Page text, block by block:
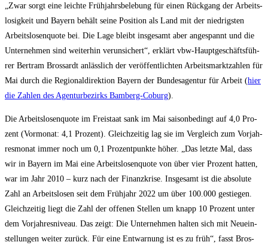
„Zwar sorgt eine leich­te Früh­jahrs­be­le­bung für einen Rück­gang der Arbeits­
lo­sig­keit und Bay­ern behält sei­ne Posi­ti­on als Land mit der nied­rigs­ten
Arbeits­lo­sen­quo­te bei. Die Lage bleibt ins­ge­samt aber ange­spannt und die
Unter­neh­men sind wei­ter­hin ver­un­si­chert“, erklärt vbw-Haupt­ge­schäfts­füh­
rer Bert­ram Bros­sardt anläss­lich der ver­öf­fent­lich­ten Arbeits­markt­zah­len für
Mai durch die Regio­nal­di­rek­ti­on Bay­ern der Bun­des­agen­tur für Arbeit (hier
die Zah­len des Agen­tur­be­zirks Bam­berg-Coburg).
Die Arbeits­lo­sen­quo­te im Frei­staat sank im Mai sai­son­be­dingt auf 4,0 Pro­
zent (Vor­mo­nat: 4,1 Pro­zent). Gleich­zei­tig lag sie im Ver­gleich zum Vor­jah­
res­mo­nat immer noch um 0,1 Pro­zent­punk­te höher. „Das letz­te Mal, dass
wir in Bay­ern im Mai eine Arbeits­lo­sen­quo­te von über vier Pro­zent hat­ten,
war im Jahr 2010 – kurz nach der Finanz­kri­se. Ins­ge­samt ist die abso­lu­te
Zahl an Arbeits­lo­sen seit dem Früh­jahr 2022 um über 100.000 gestie­gen.
Gleich­zei­tig liegt die Zahl der offe­nen Stel­len um knapp 10 Pro­zent unter
dem Vor­jah­res­ni­veau. Das zeigt: Die Unter­neh­men hal­ten sich mit Neu­ein­
stel­lun­gen wei­ter zurück. Für eine Ent­war­nung ist es zu früh“, fasst Bros­